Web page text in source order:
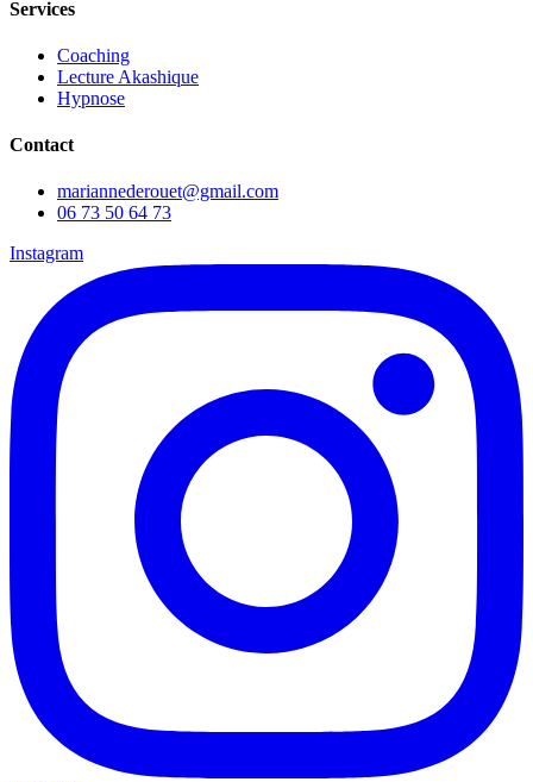
Services
Coaching
Lecture Akashique
Hypnose
Contact
mariannederouet@gmail.com
06 73 50 64 73
Instagram